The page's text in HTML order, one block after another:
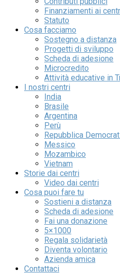
Finanziamenti ai
Statuto
Cosa facciamo
Sostegno a distanza
Progetti di sviluppo
Scheda di adesione
Microcredito
Attività educative in
I nostri centri
India
Brasile
Argentina
Perù
Repubblica
Messico
Mozambico
Vietnam
Storie dai centri
Video dai centri
Cosa puoi fare tu
Sostieni a distanza
Scheda di adesione
Fai una donazione
5×1000
Regala solidarietà
Diventa volontario
Azienda amica
Contattaci